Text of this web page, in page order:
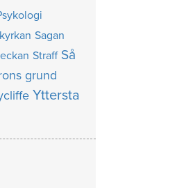
Sagan
Straff Så
grund
Yttersta